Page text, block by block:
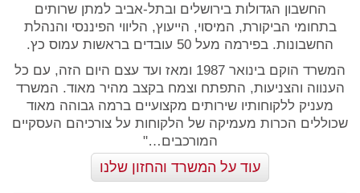
החשבון הגדולות בירושלים ובתל-אביב למתן שרותים
בתחומי הביקורת, המיסוי, הייעוץ, הליווי הפיננסי והנהלת
החשבונות. בפירמה מעל 50 עובדים בראשות עמוס כץ.
המשרד הוקם בינואר 1987 ומאז ועד עצם היום הזה, עם כל
הענווה והצניעות, התפתח וצמח בקצב מהיר מאוד. המשרד
מעניק ללקוחותיו שירותים מקצועיים ברמה גבוהה מאוד
שכוללים הכרות מעמיקה של הלקוחות על צורכיהם העסקיים
המורכבים…"
עוד על המשרד והחזון שלנו